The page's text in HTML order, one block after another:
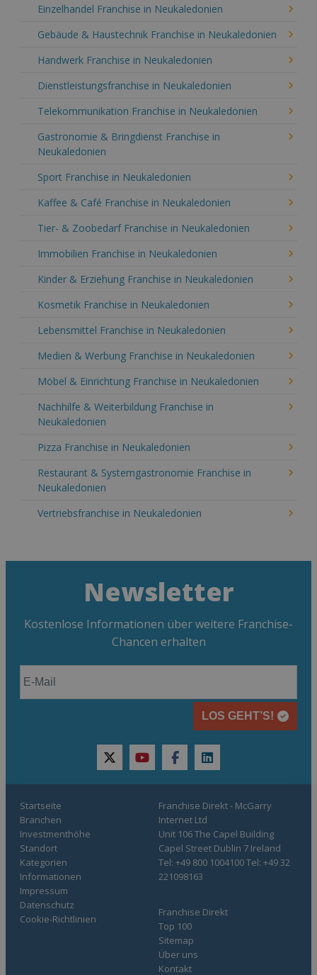
Einzelhandel Franchise in Neukaledonien
Gebäude & Haustechnik Franchise in Neukaledonien
Handwerk Franchise in Neukaledonien
Dienstleistungsfranchise in Neukaledonien
Telekommunikation Franchise in Neukaledonien
Gastronomie & Bringdienst Franchise in
Neukaledonien
Sport Franchise in Neukaledonien
Kaffee & Café Franchise in Neukaledonien
Tier- & Zoobedarf Franchise in Neukaledonien
Immobilien Franchise in Neukaledonien
Kinder & Erziehung Franchise in Neukaledonien
Kosmetik Franchise in Neukaledonien
Lebensmittel Franchise in Neukaledonien
Medien & Werbung Franchise in Neukaledonien
Möbel & Einrichtung Franchise in Neukaledonien
Nachhilfe & Weiterbildung Franchise in
Neukaledonien
Pizza Franchise in Neukaledonien
Restaurant & Systemgastronomie Franchise in
Neukaledonien
Vertriebsfranchise in Neukaledonien
Newsletter
Kostenlose Informationen über weitere Franchise-
Chancen erhalten
LOS GEHT’S!
twitteryoutubefacebooklinkedin
Startseite
Branchen
Investmenthöhe
Standort
Kategorien
Informationen
Franchise Direkt
Top 100
Sitemap
Über uns
Kontakt
Impressum
Datenschutz
Cookie-Richtlinien
Franchise Direkt - McGarry
Internet Ltd
Unit 106 The Capel Building
Capel Street Dublin 7 Ireland
Tel: +49 800 1004100 Tel: +49 32
221098163